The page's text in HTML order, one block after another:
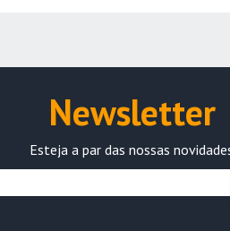
Newsletter
Esteja a par das nossas